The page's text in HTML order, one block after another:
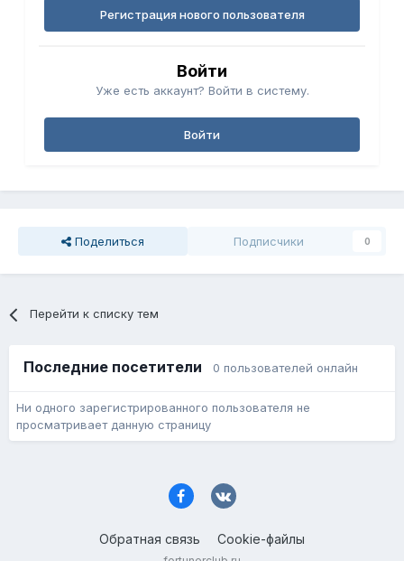
Регистрация нового пользователя
Войти
Уже есть аккаунт? Войти в систему.
Войти
Поделиться Подписчики 0
Перейти к списку тем
Последние посетители 0 пользователей онлайн
Ни одного зарегистрированного пользователя не
просматривает данную страницу
Обратная связь Cookie-файлы